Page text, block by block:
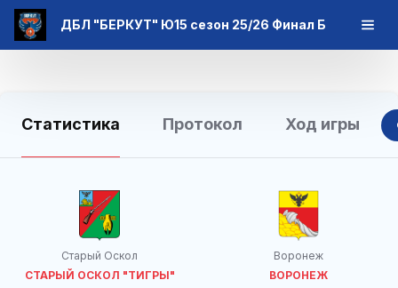
ДБЛ "БЕРКУТ" Ю15 сезон 25/26 Финал Б
Статистика Протокол Ход игры
Старый Оскол
СТАРЫЙ ОСКОЛ "ТИГРЫ"
Воронеж
ВОРОНЕЖ